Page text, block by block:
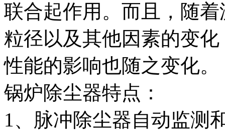
联合起作用。而且，随
粒径以及其他因素的变
性能的影响也随之变化。
锅炉除尘器特点：
1、脉冲除尘器自动监测